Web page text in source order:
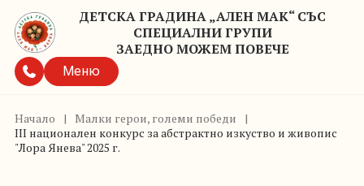
ДЕТСКА ГРАДИНА „АЛЕН МАК“ СЪС
СПЕЦИАЛНИ ГРУПИ
ЗАЕДНО МОЖЕМ ПОВЕЧЕ
Меню
Начало | Малки герои, големи победи
|
III национален конкурс за абстрактно изкуство и живопис
"Лора Янева" 2025 г.